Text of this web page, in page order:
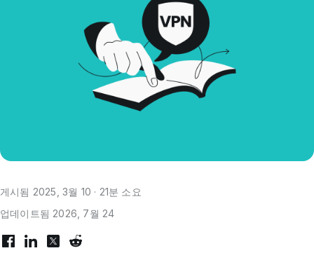
게시됨 2025, 3월 10 · 21분 소요
업데이트됨 2026, 7월 24